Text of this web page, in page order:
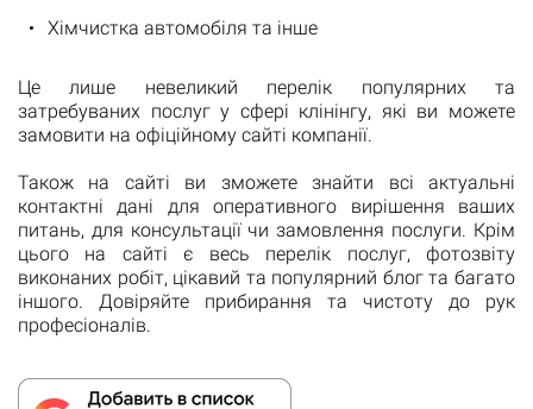
Хімчистка автомобіля та інше
Це лише невеликий перелік популярних та
затребуваних послуг у сфері клінінгу, які ви можете
замовити на офіційному сайті компанії.
Також на сайті ви зможете знайти всі актуальні
контактні дані для оперативного вирішення ваших
питань, для консультації чи замовлення послуги. Крім
цього на сайті є весь перелік послуг, фотозвіту
виконаних робіт, цікавий та популярний блог та багато
іншого. Довіряйте прибирання та чистоту до рук
професіоналів.